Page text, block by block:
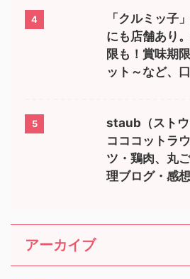
4
「クルミッ子
にも店舗あり
限も！賞味期
ット～など、
5
staub（スト
コココットラ
ツ・鶏肉、丸
理ブログ・感
アーカイブ